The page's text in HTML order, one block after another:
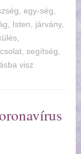
,egy-ség,
, Isten, járvány,
,
,segítség,
visz